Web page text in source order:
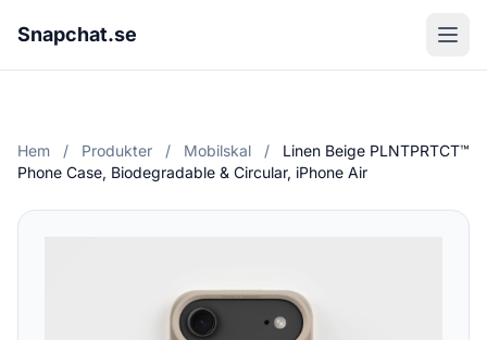
Snapchat.se
Hem / Produkter / Mobilskal /
Linen Beige PLNTPRTCT™
Phone Case, Biodegradable & Circular, iPhone Air